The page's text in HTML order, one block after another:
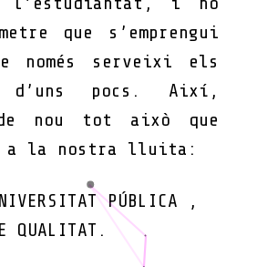
que s’emprengui
només serveixi els
d’uns pocs. Així,
de nou tot això que
a la nostra lluita:
PÚBLICA ,
QUALITAT.